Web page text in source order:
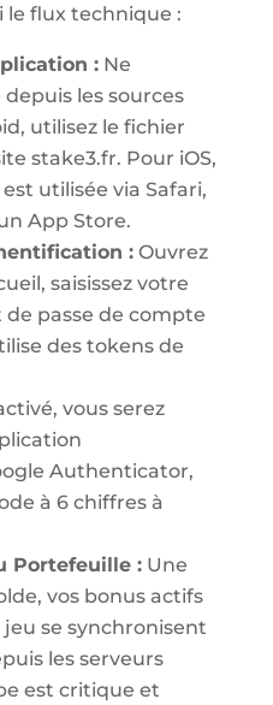
le flux technique :
:Ne
les sources
utilisez le fichier
stake3.fr. Pour iOS,
utilisée via Safari,
App Store.
:Ouvrez
saisissez votre
passe de compte
des tokens de
vous serez
Authenticator,
à 6 chiffres à
Portefeuille :Une
vos bonus actifs
se synchronisent
les serveurs
est critique et